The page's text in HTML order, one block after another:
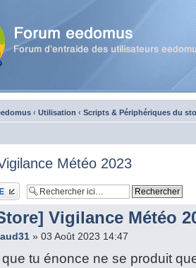
‹ Utilisation ‹ Scripts & Périphériques du
Météo 2023
Vigilance Météo
» 03 Août 2023 14:47
tu énonce ne se produit